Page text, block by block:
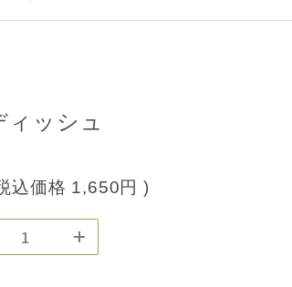
ィッシュ
込価格 1,650円 )